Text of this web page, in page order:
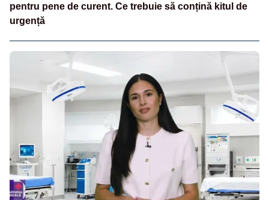
pentru pene de curent. Ce trebuie să conțină kitul de
urgență